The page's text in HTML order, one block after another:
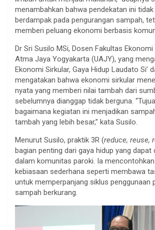
menambahkan bahwa pendekatan ini
berdampak pada pengurangan sampah,
memberi peluang ekonomi berbasis
Dr Sri Susilo MSi, Dosen Fakultas
Atma Jaya Yogyakarta (UAJY), yang
Ekonomi Sirkular, Gaya Hidup Laudato Si’
mengatakan bahwa ekonomi sirkular
nyata yang memberi nilai tambah dari
sebelumnya dianggap tidak berguna.
bagaimana kegiatan ini menjadikan
tambah yang lebih besar,” kata Susilo.
Menurut Susilo, praktik 3R (reduce, reuse,
bagian penting dari gaya hidup yang dapat
dalam komunitas paroki. Ia
kebiasaan sederhana seperti membawa
untuk memperpanjang siklus penggunaan
sampah berkurang.